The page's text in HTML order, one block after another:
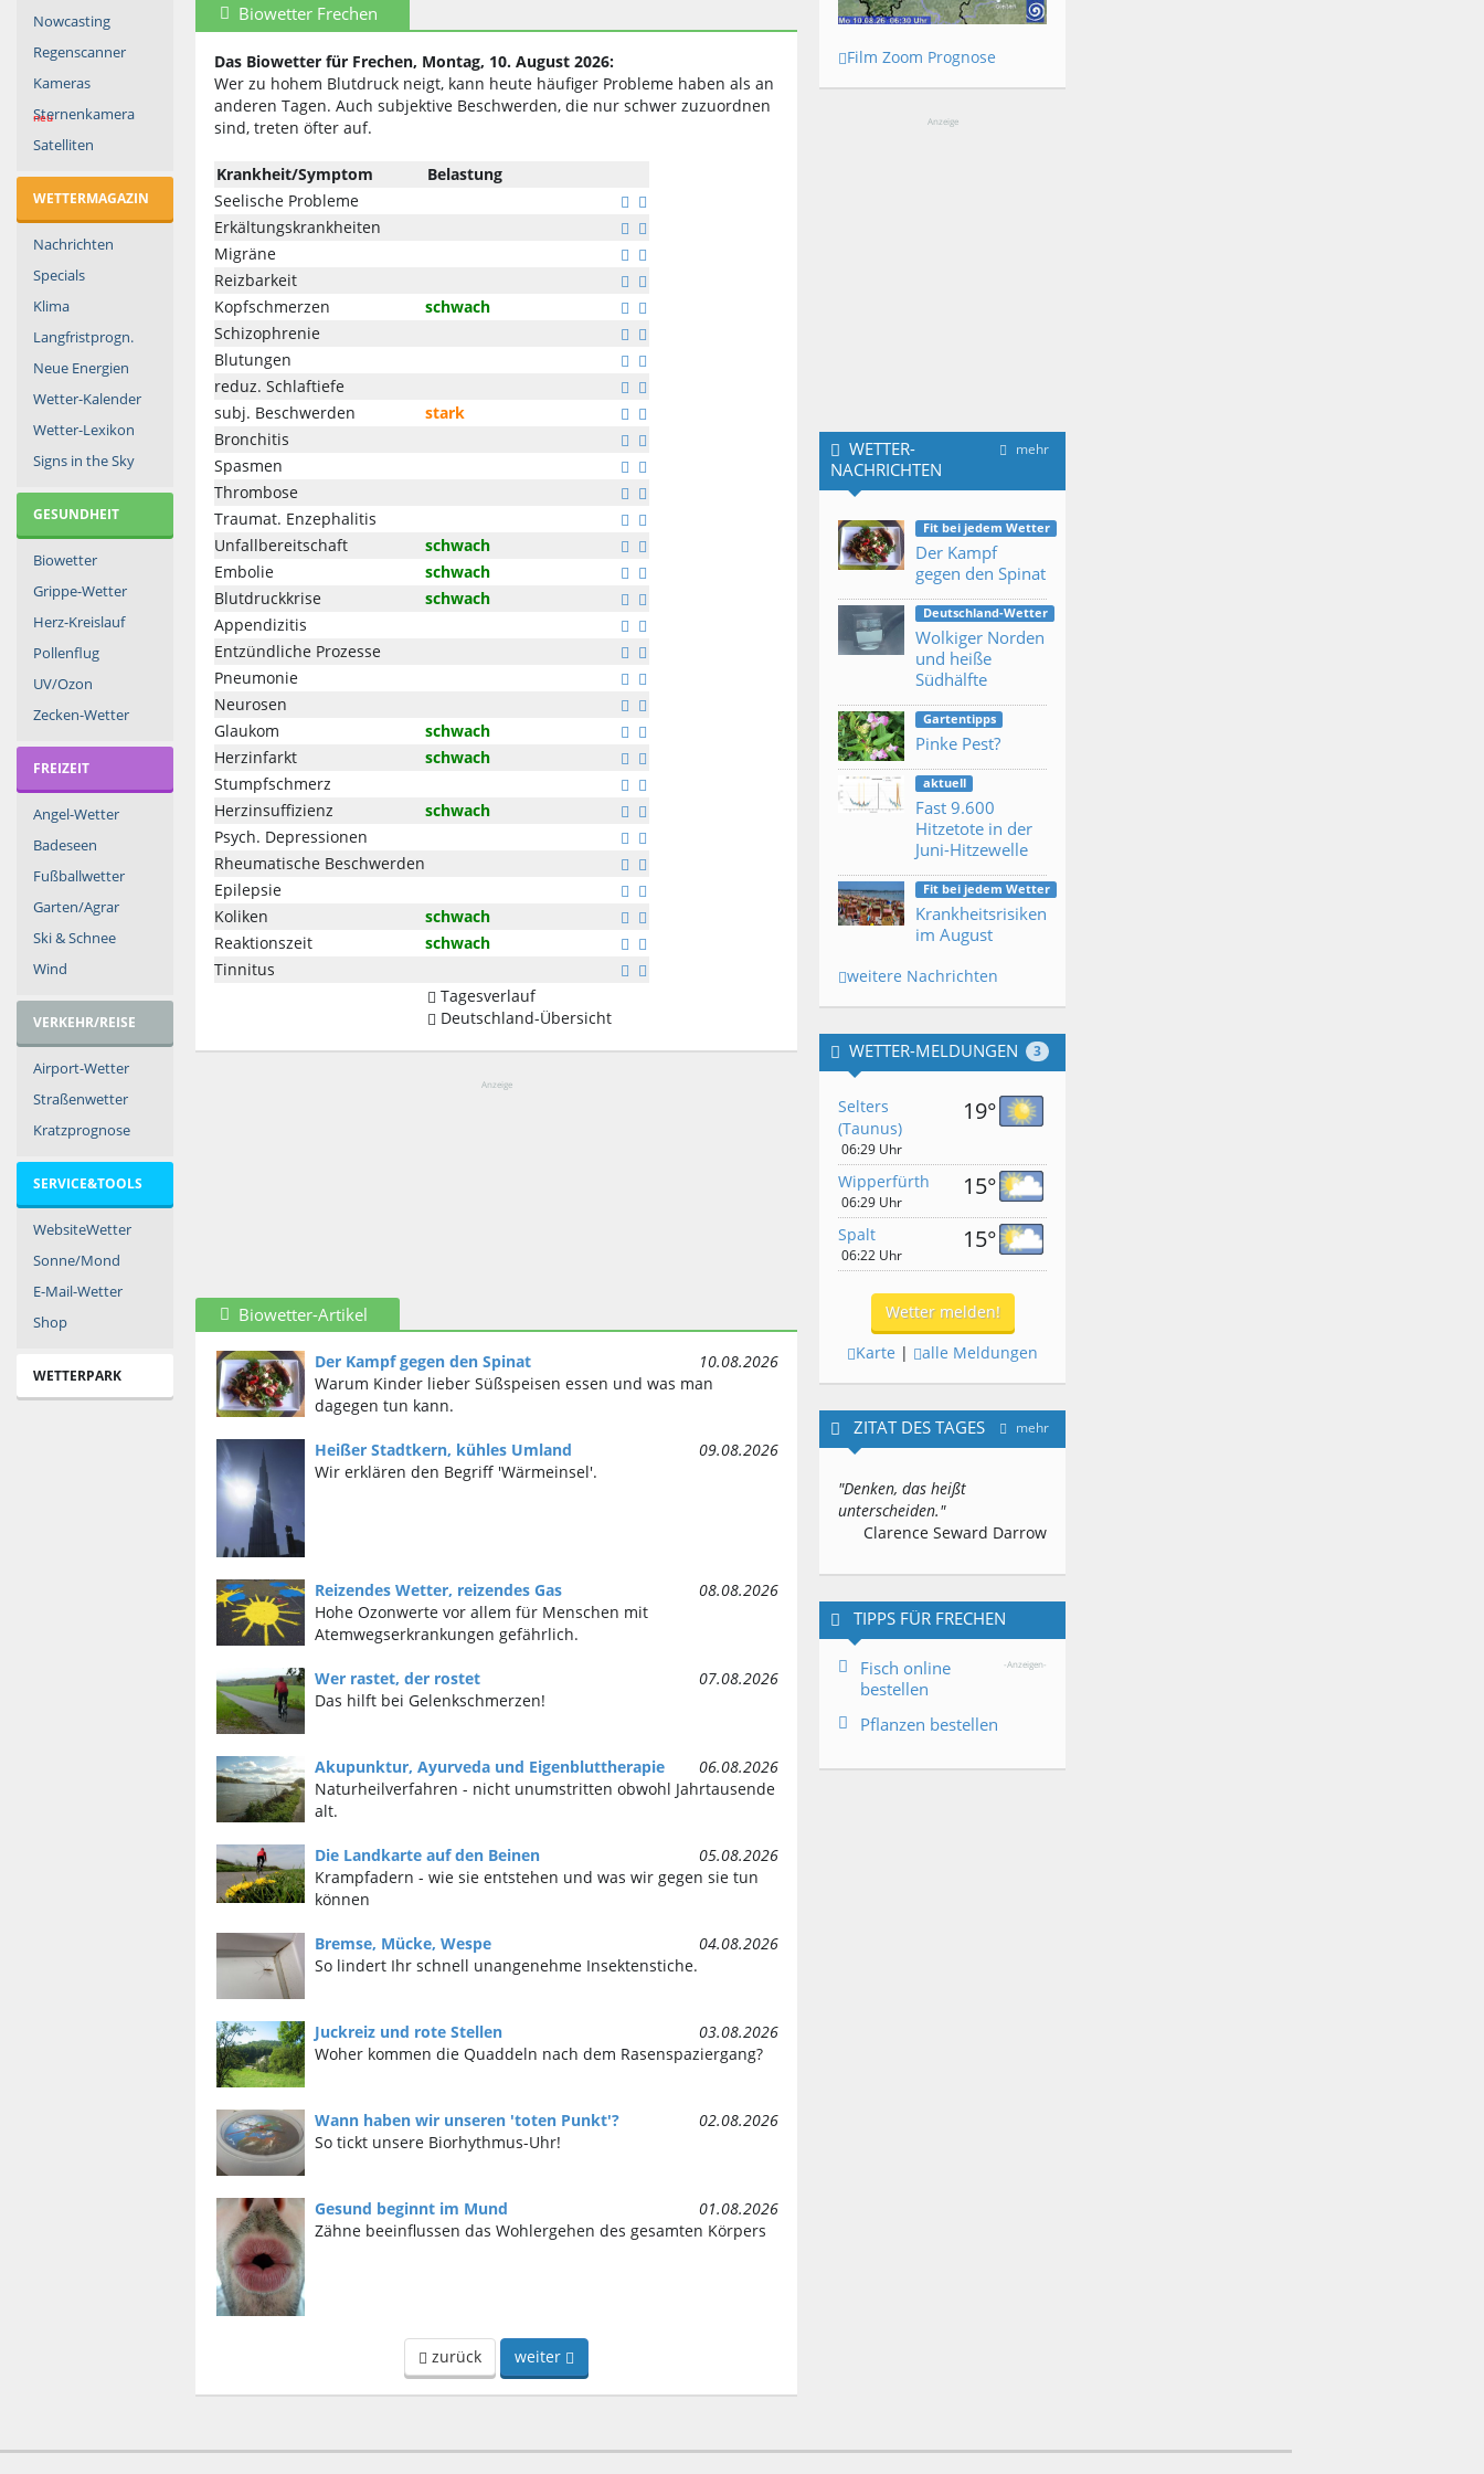
Nowcasting
Regenscanner
Kameras
Sternenkamera
neu
Satelliten
WETTERMAGAZIN
Nachrichten
Specials
Klima
Langfristprogn.
Neue Energien
Wetter-Kalender
Wetter-Lexikon
Signs in the Sky
GESUNDHEIT
Biowetter
Grippe-Wetter
Herz-Kreislauf
Pollenflug
UV/Ozon
Zecken-Wetter
FREIZEIT
Angel-Wetter
Badeseen
Fußballwetter
Garten/Agrar
Ski & Schnee
Wind
VERKEHR/REISE
Airport-Wetter
Straßenwetter
Kratzprognose
SERVICE&TOOLS
WebsiteWetter
Sonne/Mond
E-Mail-Wetter
Shop
WETTERPARK
Biowetter Frechen
Das Biowetter für Frechen, Montag, 10. August 2026:
Wer zu hohem Blutdruck neigt, kann heute häufiger Probleme haben als an
anderen Tagen. Auch subjektive Beschwerden, die nur schwer zuzuordnen
sind, treten öfter auf.
Krankheit/Symptom
Belastung
Seelische Probleme
Erkältungskrankheiten
Migräne
Reizbarkeit
Kopfschmerzen
schwach
Schizophrenie
Blutungen
reduz. Schlaftiefe
subj. Beschwerden
stark
Bronchitis
Spasmen
Thrombose
Traumat. Enzephalitis
Unfallbereitschaft
schwach
Embolie
schwach
Blutdruckkrise
schwach
Appendizitis
Entzündliche Prozesse
Pneumonie
Neurosen
Glaukom
schwach
Herzinfarkt
schwach
Stumpfschmerz
Herzinsuffizienz
schwach
Psych. Depressionen
Rheumatische Beschwerden
Epilepsie
Koliken
schwach
Reaktionszeit
schwach
Tinnitus
Tagesverlauf
Deutschland-Übersicht
Anzeige
Biowetter-Artikel
Der Kampf gegen den Spinat
10.08.2026
Warum Kinder lieber Süßspeisen essen und was man
dagegen tun kann.
Heißer Stadtkern, kühles Umland
09.08.2026
Wir erklären den Begriff 'Wärmeinsel'.
Reizendes Wetter, reizendes Gas
08.08.2026
Hohe Ozonwerte vor allem für Menschen mit
Atemwegserkrankungen gefährlich.
Wer rastet, der rostet
07.08.2026
Das hilft bei Gelenkschmerzen!
Akupunktur, Ayurveda und Eigenbluttherapie
06.08.2026
Naturheilverfahren - nicht unumstritten obwohl Jahrtausende
alt.
Die Landkarte auf den Beinen
05.08.2026
Krampfadern - wie sie entstehen und was wir gegen sie tun
können
Bremse, Mücke, Wespe
04.08.2026
So lindert Ihr schnell unangenehme Insektenstiche.
Juckreiz und rote Stellen
03.08.2026
Woher kommen die Quaddeln nach dem Rasenspaziergang?
Wann haben wir unseren 'toten Punkt'?
02.08.2026
So tickt unsere Biorhythmus-Uhr!
Gesund beginnt im Mund
01.08.2026
Zähne beeinflussen das Wohlergehen des gesamten Körpers
zurück weiter
Film Zoom Prognose
Anzeige
mehr
WETTER-
NACHRICHTEN
Fit bei jedem Wetter
Der Kampf
gegen den Spinat
Deutschland-Wetter
Wolkiger Norden
und heiße
Südhälfte
Gartentipps
Pinke Pest?
aktuell
Fast 9.600
Hitzetote in der
Juni-Hitzewelle
Fit bei jedem Wetter
Krankheitsrisiken
im August
weitere Nachrichten
3
WETTER-MELDUNGEN
Selters
(Taunus)
06:29 Uhr
19°
Wipperfürth
06:29 Uhr
15°
Spalt
06:22 Uhr
15°
Wetter melden!
Karte | alle Meldungen
mehr
ZITAT DES TAGES
"Denken, das heißt
unterscheiden."
Clarence Seward Darrow
TIPPS FÜR FRECHEN
-Anzeigen-
Fisch online
bestellen
Pflanzen bestellen